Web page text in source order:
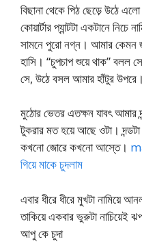
বিছানা থেকে পিঠ ছেড়ে উঠে
কোয়ার্টার প্যান্টটা একটানে
সামনে পুরো নগ্ন। আমার কেমন
হাসি। “চুপচাপ শুয়ে থাক” বলল
সে, উঠে বসল আমার হাঁটুর উপরে।
মুঠোর ভেতর এতক্ষন যাবৎ আমার
টুকরার মত হয়ে আছে ওটা।
কখনো জোরে কখনো আস্তে।
গিয়ে মাকে চুদলাম
এবার ধীরে ধীরে মুখটা নামিয়ে
তাকিয়ে একবার ভুরুটা নাচিয়েই
আপু কে চুদা